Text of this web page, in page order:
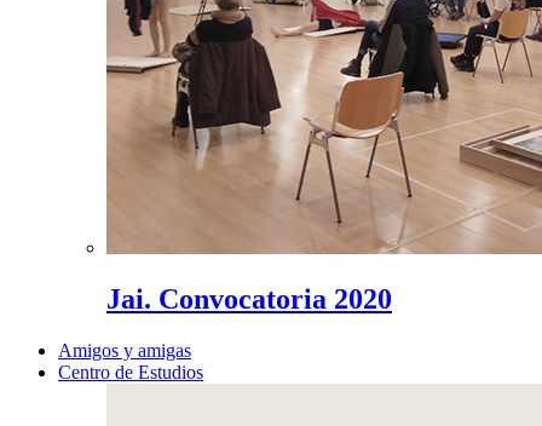
Jai. Convocatoria 2020
Amigos y amigas
Centro de Estudios